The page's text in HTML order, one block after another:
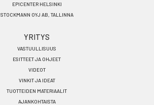
EPICENTER HELSINKI
STOCKMANN OYJ AB, TALLINNA
YRITYS
VASTUULLISUUS
ESITTEET JA OHJEET
VIDEOT
VINKIT JA IDEAT
TUOTTEIDEN MATERIAALIT
AJANKOHTAISTA